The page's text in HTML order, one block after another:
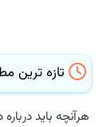
تازه ترین
هرآنچه باید